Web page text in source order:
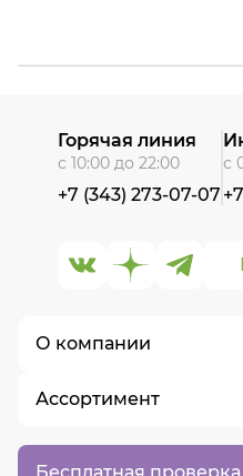
Бесплатная
О компании
О нас
Контакты
Ассортимент
Горячая линия
с 10:00 до 22:00
+7 (343) 273-07-07
с